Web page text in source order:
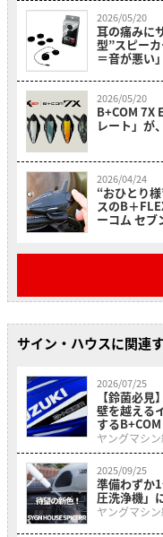
2026/05/20
耳の痛みに
型”スピー
＝音が悪い
2026/05/20
B+COM 7X
レート」が
2026/04/24
“おひとり
スのB＋
ーコム セブ
サイン・ハウスに関連
2026/07/25
【鈴菌必
壁を越える
する
ヤングマシ
2025/09/25
準備わずか
圧洗浄機」
ヤングマシ